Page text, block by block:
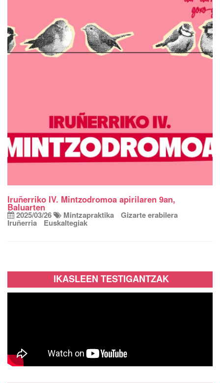
Iruñerriko IV. Mintzodromoa apirilaren 9an,
Baluarten
2025/03/26 Mintzapraktika Gizarte erabilera
Iruñerria Euskaltegiak
IKASLEEN TESTIGANTZAK